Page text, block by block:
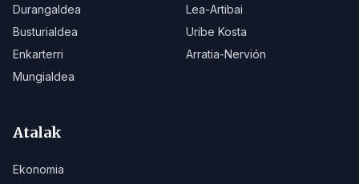
Durangaldea
Lea-Artibai
Busturialdea
Uribe Kosta
Enkarterri
Arratia-Nervión
Mungialdea
Atalak
Ekonomia